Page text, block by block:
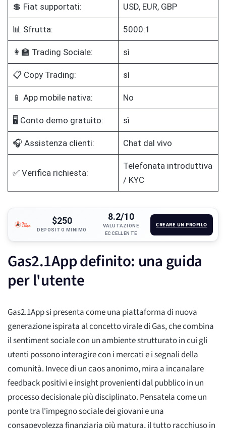
💲 Fiat supportati: USD, EUR, GBP
📊 Sfrutta: 5000:1
👩‍🏫 Trading Sociale: sì
📋 Copy Trading: sì
📱 App mobile nativa: No
🖥️ Conto demo gratuito: sì
🎧 Assistenza clienti: Chat dal vivo
✅ Verifica richiesta:
Telefonata introduttiva
/ KYC
$250
DEPOSITO MINIMO
8.2/10
VALUTAZIONE
ECCELLENTE
CREARE UN PROFILO
Gas2.1App definito: una guida
per l'utente
Gas2.1App si presenta come una piattaforma di nuova
generazione ispirata al concetto virale di Gas, che combina
il sentiment sociale con un ambiente strutturato in cui gli
utenti possono interagire con i mercati e i segnali della
comunità. Invece di un caos anonimo, mira a incanalare
feedback positivi e insight provenienti dal pubblico in un
processo decisionale più disciplinato. Pensatela come un
ponte tra l'impegno sociale dei giovani e una